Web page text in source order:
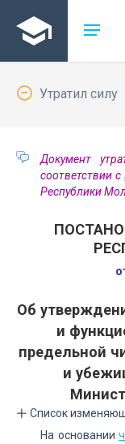
Утратил силу
Документ
соответствии с
Республики
Об
и
предельной
и
Список
На основании